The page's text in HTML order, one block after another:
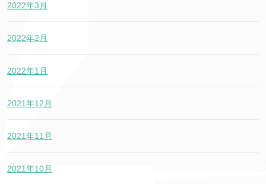
2022年3月
2022年2月
2022年1月
2021年12月
2021年11月
2021年10月